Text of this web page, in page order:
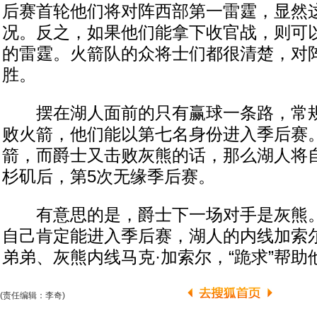
后赛首轮他们将对阵西部第一雷霆，显然
况。反之，如果他们能拿下收官战，则可
的雷霆。火箭队的众将士们都很清楚，对
胜。
摆在湖人面前的只有赢球一条路，常
败火箭，他们能以第七名身份进入季后赛
箭，而爵士又击败灰熊的话，那么湖人将
杉矶后，第5次无缘季后赛。
有意思的是，爵士下一场对手是灰熊
自己肯定能进入季后赛，湖人的内线加索
弟弟、灰熊内线马克·加索尔，“跪求”帮
(责任编辑：李奇)